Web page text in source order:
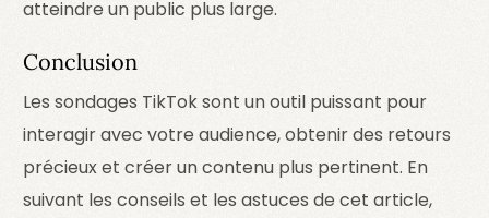
atteindre un public plus large.
Conclusion
Les sondages TikTok sont un outil puissant pour
interagir avec votre audience, obtenir des retours
précieux et créer un contenu plus pertinent. En
suivant les conseils et les astuces de cet article,